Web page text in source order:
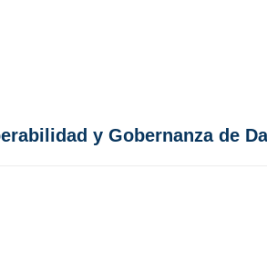
y Gobernanza de